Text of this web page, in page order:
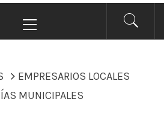
principal
EMPRESARIOS LOCALES
MUNICIPALES